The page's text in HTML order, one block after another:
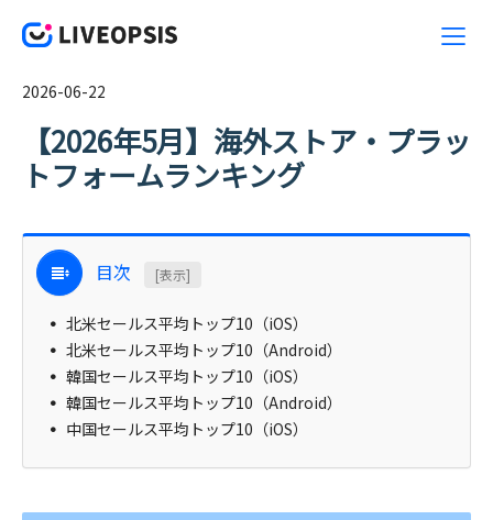
2026-06-22
【2026年5月】海外ストア・プラッ
トフォームランキング
目次 [表示]
北米セールス平均トップ10（iOS）
北米セールス平均トップ10（Android）
韓国セールス平均トップ10（iOS）
韓国セールス平均トップ10（Android）
中国セールス平均トップ10（iOS）